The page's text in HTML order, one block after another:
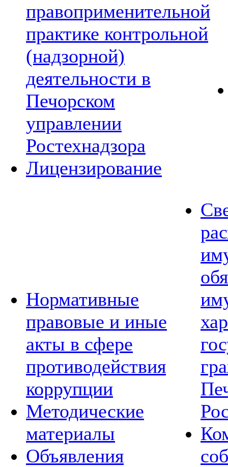
правоприменительной
практике контрольной
(надзорной)
деятельности в
Печорском
управлении
Ростехнадзора
Лицензирование
Нормативные
правовые и иные
акты в сфере
противодействия
коррупции
Методические
материалы
Объявления